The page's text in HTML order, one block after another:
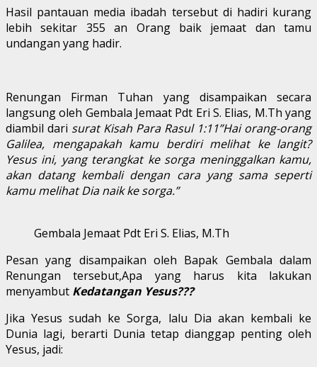
Hasil pantauan media ibadah tersebut di hadiri kurang
lebih sekitar 355 an Orang baik jemaat dan tamu
undangan yang hadir.
Renungan Firman Tuhan yang disampaikan secara
langsung oleh Gembala Jemaat Pdt Eri S. Elias, M.Th yang
diambil dari surat Kisah Para Rasul 1:11‭”Hai orang-orang
Galilea, mengapakah kamu berdiri melihat ke langit?
Yesus ini, yang terangkat ke sorga meninggalkan kamu,
akan datang kembali dengan cara yang sama seperti
kamu melihat Dia naik ke sorga.”
Gembala Jemaat Pdt Eri S. Elias, M.Th
Pesan yang disampaikan oleh Bapak Gembala dalam
Renungan tersebut,Apa yang harus kita lakukan
menyambut Kedatangan Yesus???
Jika Yesus sudah ke Sorga, lalu Dia akan kembali ke
Dunia lagi, berarti Dunia tetap dianggap penting oleh
Yesus, jadi: